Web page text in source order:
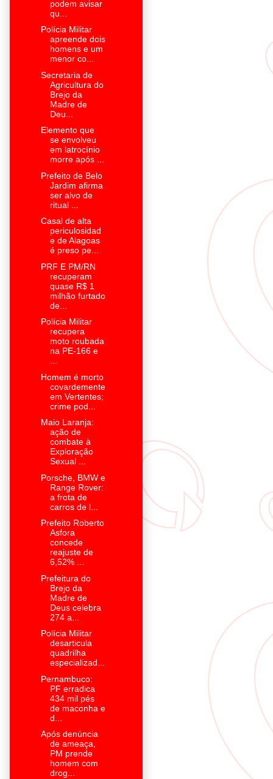
podem avisar
qu...
Polícia Militar
apreende dois
homens e um
menor co...
Secretaria de
Agricultura do
Brejo da
Madre de
Deu...
Elemento que
se envolveu
em latrocínio
morre após ...
Prefeito de Belo
Jardim afirma
ser alvo de
ritual ...
Casal de alta
periculosidad
e de Alagoas
é preso pe...
PRF E PM/RN
recuperam
quase R$ 1
milhão furtado
de...
Polícia Militar
recupera
moto roubada
na PE-166 e
...
Homem é morto
covardemente
em Vertentes;
crime pod...
Maio Laranja:
ação de
combate à
Exploração
Sexual ...
Porsche, BMW e
Range Rover:
a frota de
carros de l...
Prefeito Roberto
Asfora
concede
reajuste de
6,52% ...
Prefeitura do
Brejo da
Madre de
Deus celebra
274 a...
Polícia Militar
desarticula
quadrilha
especializad...
Pernambuco:
PF erradica
434 mil pés
de maconha e
d...
Após denúncia
de ameaça,
PM prende
homem com
drog...